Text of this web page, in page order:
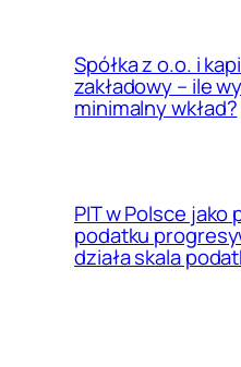
Spółka z o.o. i
zakładowy – ile
minimalny wkład?
PIT w Polsce jako
podatku
działa skala